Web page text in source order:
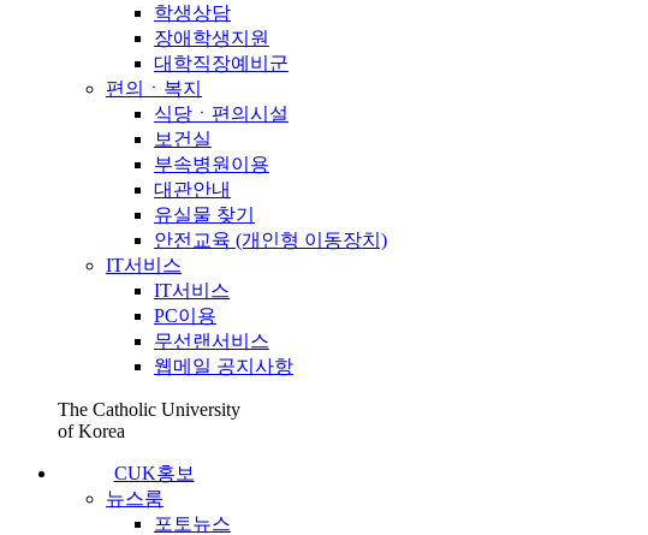
학생상담
장애학생지원
대학직장예비군
편의ㆍ복지
식당ㆍ편의시설
보건실
부속병원이용
대관안내
유실물 찾기
안전교육 (개인형 이동장치)
IT서비스
IT서비스
PC이용
무선랜서비스
웹메일 공지사항
The Catholic University
of Korea
CUK홍보
뉴스룸
포토뉴스